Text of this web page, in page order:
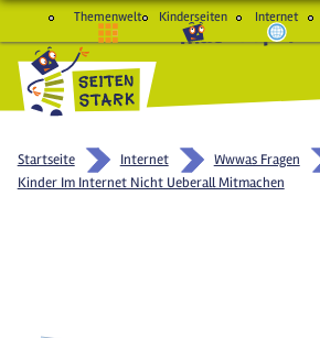
Themenwelt Kinderseiten Internet
macht Spaß
Startseite Internet Wwwas Fragen
Kinder Im Internet Nicht Ueberall Mitmachen